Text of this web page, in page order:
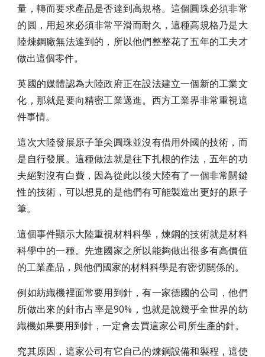
量，轉而要求產品是否達到高規格。這個圓珠必須非常
的圓，用起來必須非常平滑而耐久，這種高規格乃是大
陸煉鋼廠無法達到的，所以他們整整花了五年的工夫才
做出這個零件。
英國的媒體認為大陸政府正在設法建立一個新的工業文
化，那就是要向精密工業邁進。西方工業界非常重視這
件事情。
這次大陸發展原子筆尖圓珠並沒有借用外國的技術，而
是自行發展。這種做法就是往下扎根的作法，五年的功
夫絕對沒有白費，因為從此以後大陸有了一個非常關鍵
性的技術，可以想見的是他們有可能製造出更好的原子
筆。
這個事件顯示大陸重視材料科學，煉鋼的技術就是材料
科學中的一種。先進國家之所以能夠做出很多有高價值
的工業產品，與他們國家的材料科學是有密切關係的。
例如紡織機裡面常要用到針，有一家德國的公司，他們
所做出來的針市占率是90%，也就是說幾乎全世界的紡
織機如果要用到針，一定會去買這家公司所生產的針。
究其原因，這家公司有它自己的煉鋼設備和製程，這使